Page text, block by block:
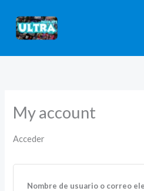
contenido
My account
Acceder
Nombre de usuario o correo